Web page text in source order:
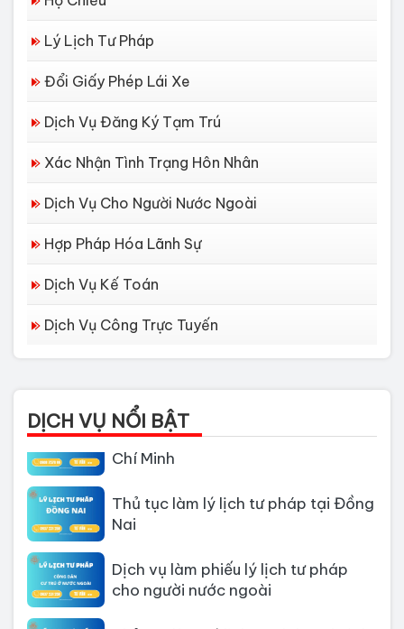
Lý Lịch Tư Pháp
Đổi Giấy Phép Lái Xe
Dịch Vụ Đăng Ký Tạm Trú
Xác Nhận Tình Trạng Hôn Nhân
Dịch Vụ Cho Người Nước Ngoài
Hợp Pháp Hóa Lãnh Sự
Dịch Vụ Kế Toán
Dịch Vụ Công Trực Tuyến
DỊCH VỤ NỔI BẬT
Dịch vụ làm Lý lịch tư pháp tại Đà
Thủ tục làm Lý Lịch Tư Pháp tại Hồ
Chí Minh
Thủ tục làm lý lịch tư pháp tại Đồng
Nai
Dịch vụ làm phiếu lý lịch tư pháp
cho người nước ngoài